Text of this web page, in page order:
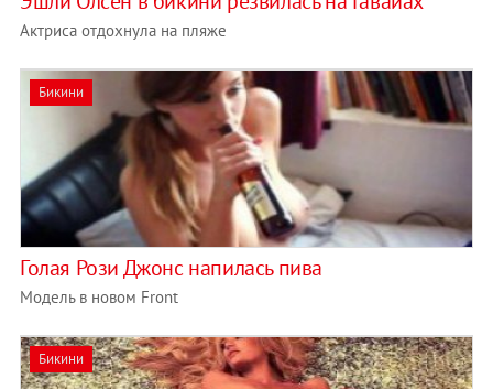
Актриса отдохнула на пляже
Бикини
Голая Рози Джонс напилась пива
Модель в новом Front
Бикини